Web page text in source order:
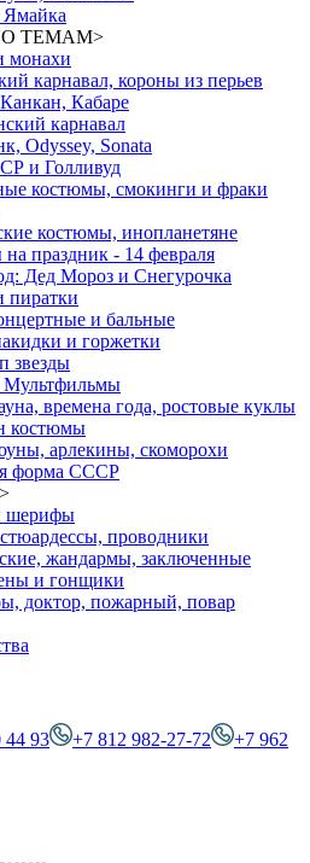
Ямайка
ТЕМАМ>
монахи
карнавал, короны из перьев
Кабаре
карнавал
Odyssey, Sonata
и Голливуд
костюмы, смокинги и фраки
костюмы, инопланетяне
праздник - 14 февраля
Дед Мороз и Снегурочка
пиратки
и бальные
и горжетки
звезды
Мультфильмы
времена года, ростовые куклы
костюмы
арлекины, скоморохи
форма СССР
>
шерифы
проводники
жандармы, заключенные
и гонщики
доктор, пожарный, повар
44 93 +7 812 982-27-72
+7 962